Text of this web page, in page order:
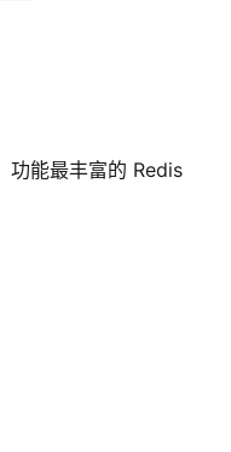
功能最丰富的 Redis